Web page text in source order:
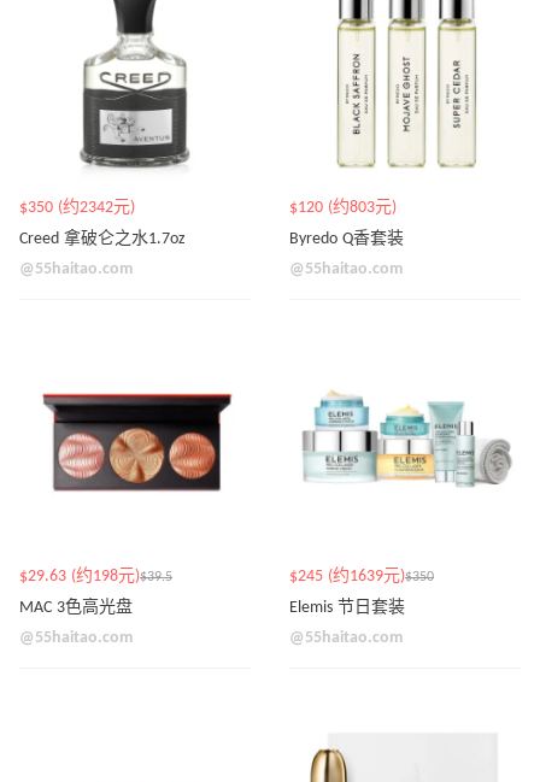
$350 (约2342元)
Creed 拿破仑之水1.7oz
@55haitao.com
$120 (约803元)
Byredo Q香套装
@55haitao.com
$29.63 (约198元)$39.5
MAC 3色高光盘
@55haitao.com
$245 (约1639元)$350
Elemis 节日套装
@55haitao.com